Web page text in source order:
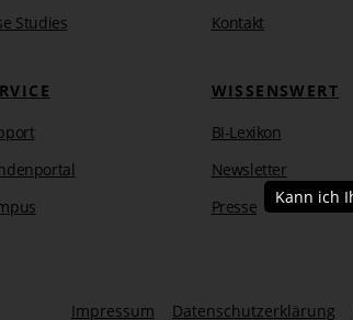
Studies
Kontakt
WISSENSWERT
BI-Lexikon
Newsletter
Presse
Impressum Datenschutzerklärung